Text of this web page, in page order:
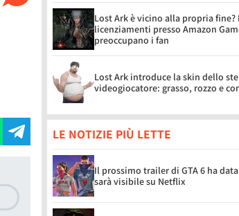
Lost Ark è vicino alla propria fine? I
licenziamenti presso Amazon
preoccupano i fan
Lost Ark introduce la skin dello
videogiocatore: grasso, rozzo e
LE NOTIZIE PIÙ LETTE
Il prossimo trailer di GTA 6 ha
sarà visibile su Netflix